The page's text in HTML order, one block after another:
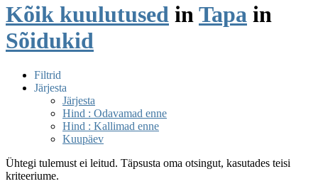
Kõik kuulutused in Tapa in
Sõidukid
Filtrid
Järjesta
Järjesta
Hind : Odavamad enne
Hind : Kallimad enne
Kuupäev
Ühtegi tulemust ei leitud. Täpsusta oma otsingut, kasutades teisi
kriteeriume.